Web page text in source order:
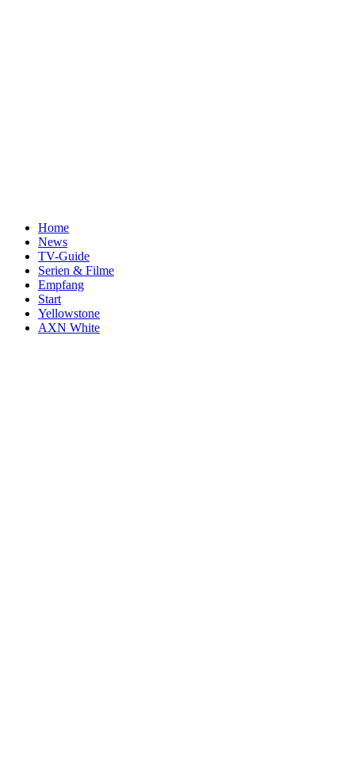
Home
News
TV-Guide
Serien & Filme
Empfang
Start
Yellowstone
AXN White